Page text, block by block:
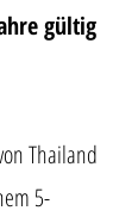
gültig
Thailand
5-